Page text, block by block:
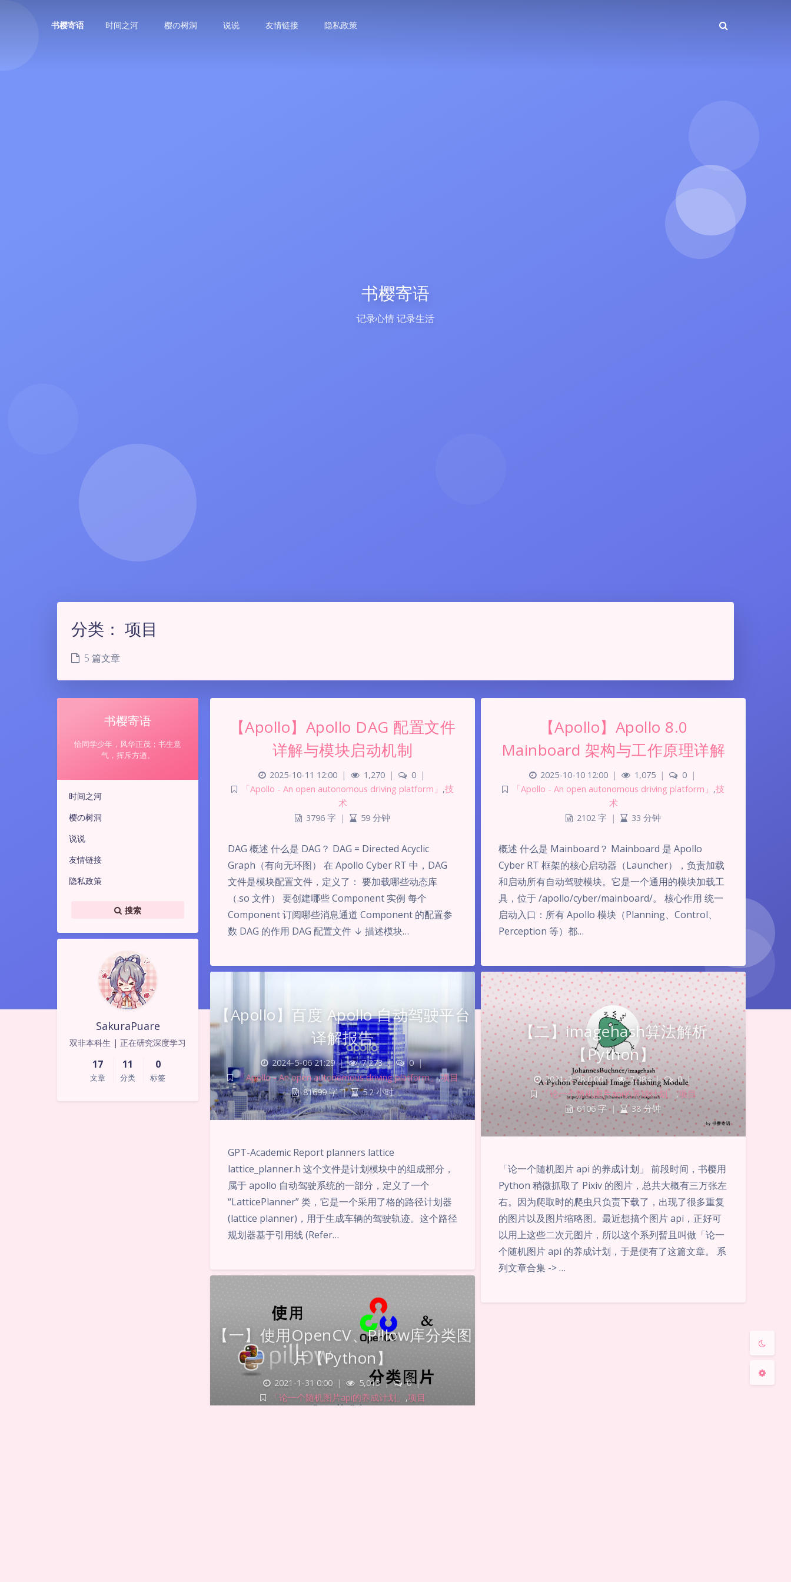
书樱寄语 时间之河 樱の树洞 说说 友情链接 隐私政策
书樱寄语
记录心情 记录生活
暗黑模式
Sans Serif Serif
分类： 项目
5 篇文章
书樱寄语
恰同学少年，风华正茂；书生意
气，挥斥方遒。
时间之河
樱の树洞
说说
友情链接
隐私政策
搜索
SakuraPuare
双非本科生 | 正在研究深度学习
17
文章
11
分类
0
标签
【Apollo】Apollo DAG 配置文件
详解与模块启动机制
2025-10-11 12:00 | 1,270 | 0
|
「Apollo - An open autonomous driving platform」 ,技
术
3796 字 | 59 分钟
DAG 概述 什么是 DAG？ DAG = Directed Acyclic
Graph（有向无环图） 在 Apollo Cyber RT 中，DAG
文件是模块配置文件，定义了： 要加载哪些动态库
（.so 文件） 要创建哪些 Component 实例 每个
Component 订阅哪些消息通道 Component 的配置参
数 DAG 的作用 DAG 配置文件 ↓ 描述模块…
【Apollo】Apollo 8.0
Mainboard 架构与工作原理详解
2025-10-10 12:00 | 1,075 | 0
|
「Apollo - An open autonomous driving platform」 ,技
术
2102 字 | 33 分钟
概述 什么是 Mainboard？ Mainboard 是 Apollo
Cyber RT 框架的核心启动器（Launcher），负责加载
和启动所有自动驾驶模块。它是一个通用的模块加载工
具，位于 /apollo/cyber/mainboard/。 核心作用 统一
启动入口：所有 Apollo 模块（Planning、Control、
Perception 等）都…
【Apollo】百度 Apollo 自动驾驶平台
译解报告
2024-5-06 21:29 | 7,273 | 0 |
「Apollo - An open autonomous driving platform」,项目
81699 字 | 5.2 小时
GPT-Academic Report planners lattice
lattice_planner.h 这个文件是计划模块中的组成部分，
属于 apollo 自动驾驶系统的一部分，定义了一个
“LatticePlanner” 类，它是一个采用了格的路径计划器
(lattice planner)，用于生成车辆的驾驶轨迹。这个路径
规划器基于引用线 (Refer…
【二】imagehash算法解析
【Python】
2021-2-28 0:00 | 7,384 | 0 |
「论一个随机图片api的养成计划」 ,项目
6106 字 | 38 分钟
「论一个随机图片 api 的养成计划」 前段时间，书樱用
Python 稍微抓取了 Pixiv 的图片，总共大概有三万张左
右。因为爬取时的爬虫只负责下载了，出现了很多重复
的图片以及图片缩略图。最近想搞个图片 api，正好可
以用上这些二次元图片，所以这个系列暂且叫做「论一
个随机图片 api 的养成计划，于是便有了这篇文章。 系
列文章合集 -> …
【一】使用OpenCV、Pillow库分类图
片【Python】
2021-1-31 0:00 | 5,013 | 0 |
「论一个随机图片api的养成计划」 ,项目